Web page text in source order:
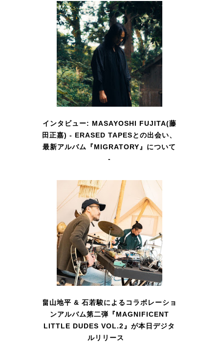
インタビュー: MASAYOSHI FUJITA(藤
田正嘉) - ERASED TAPESとの出会い、
最新アルバム『MIGRATORY』について
-
畠山地平 & 石若駿によるコラボレーショ
ンアルバム第二弾『MAGNIFICENT
LITTLE DUDES VOL.2』が本日デジタ
ルリリース